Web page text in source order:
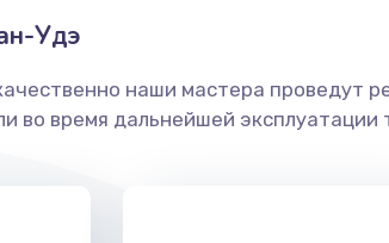
Удэ
наши мастера проведут
во время дальнейшей